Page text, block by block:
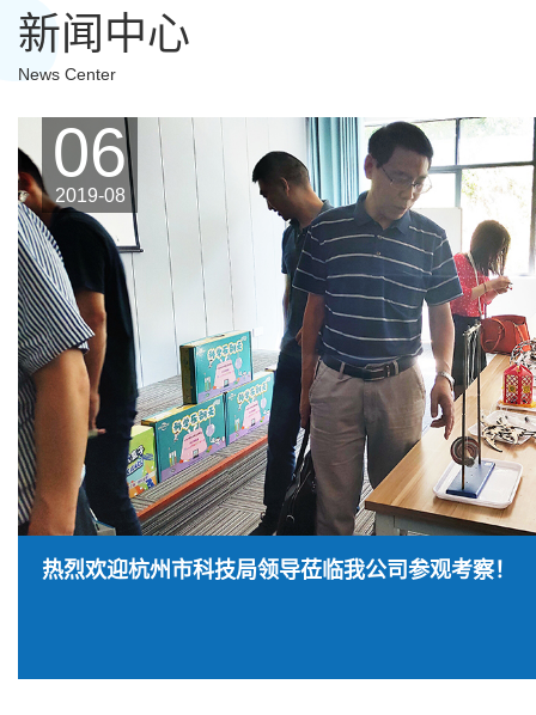
新闻中心
News Center
热烈欢迎杭州市科技局领导莅临我公司参观考察！
06
2019-08